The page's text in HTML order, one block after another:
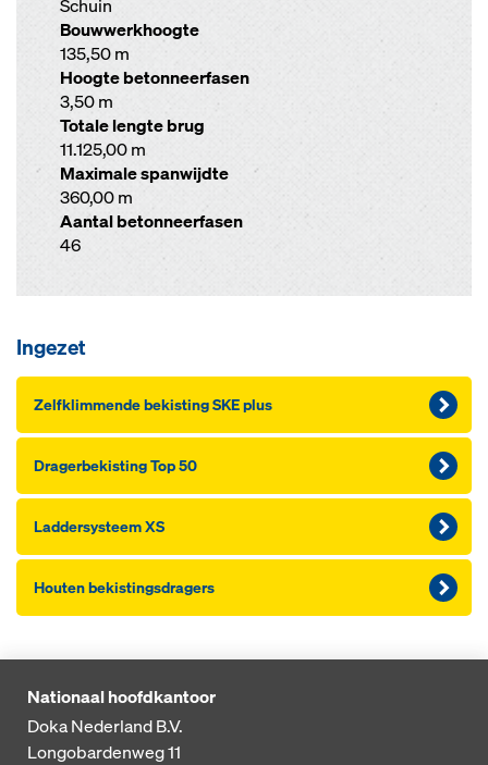
Schuin
Bouwwerkhoogte
135,50 m
Hoogte betonneerfasen
3,50 m
Totale lengte brug
11.125,00 m
Maximale spanwijdte
360,00 m
Aantal betonneerfasen
46
Ingezet
Zelf­k­lim­men­de be­kis­ting SKE plus
Dra­ger­be­kis­ting Top 50
Lad­der­sys­teem XS
Houten bekistings­dragers
Nationaal hoofdkantoor
Doka Nederland B.V.
Longobardenweg 11